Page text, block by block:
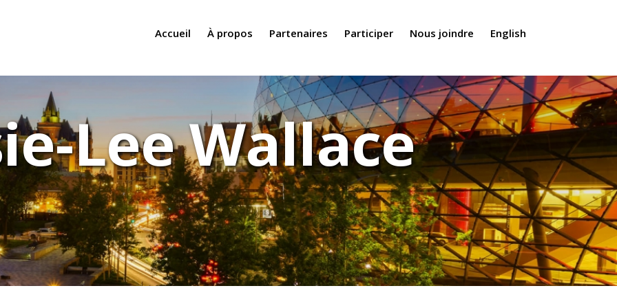
Accueil À propos Partenaires Participer Nous joindre English
Lee Wallace